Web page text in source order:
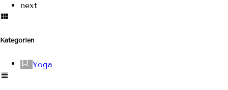
next
Kategorien
Yoga